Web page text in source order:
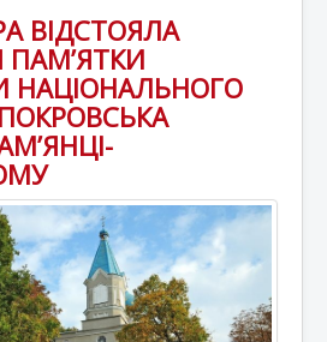
ВІДСТОЯЛА
ПАМ’ЯТКИ
НАЦІОНАЛЬНОГО